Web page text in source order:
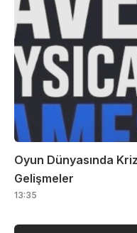
Oyun Dünyasında
Gelişmeler
13:35